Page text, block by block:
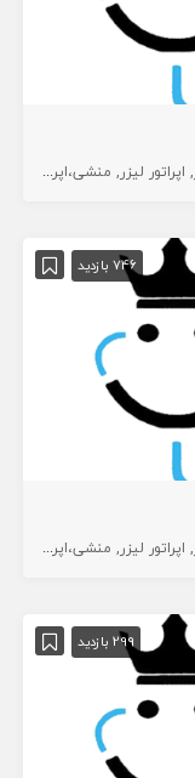
اپراتور لیزر منشی،اپراتور،دستیار
746 بازدید
اپراتور لیزر منشی،اپراتور،دستیار
299 بازدید